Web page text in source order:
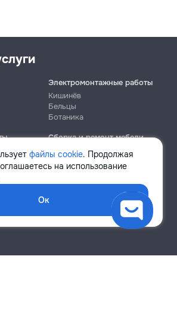
файлы cookie. Продолжая
на использование
Ок
Электромонтажные работы
Кишинёв
Бельцы
Ботаника
Сборка и ремонт мебели
Кишинёв
Ботаника